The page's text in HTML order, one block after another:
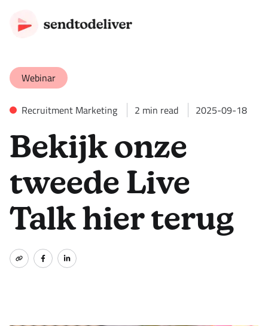
Webinar
Recruitment Marketing 2 min read 2025-09-18
Bekijk onze
tweede Live
Talk hier terug